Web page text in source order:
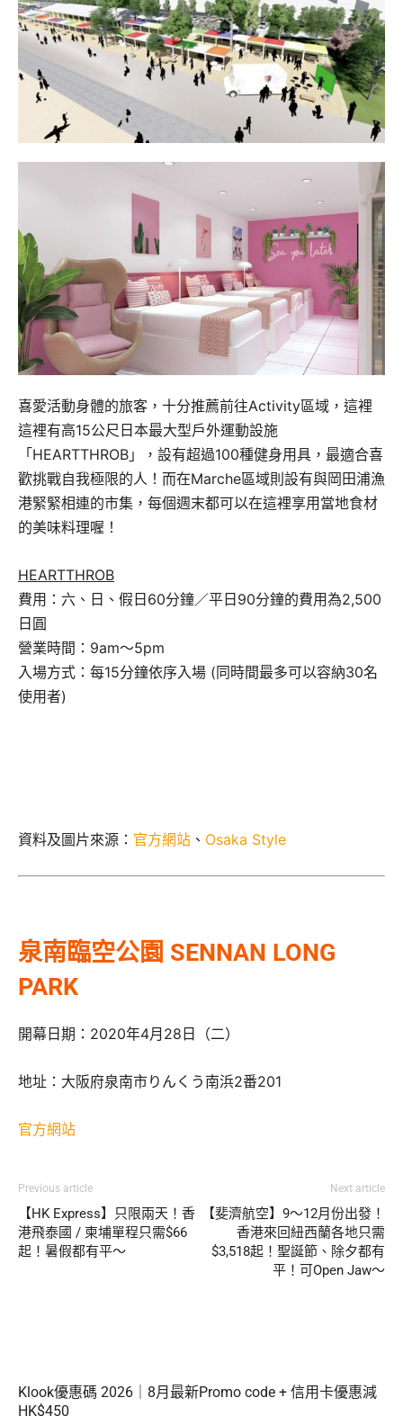
喜愛活動身體的旅客，十分推薦前往Activity區域，這裡
這裡有高15公尺日本最大型戶外運動設施
「HEARTTHROB」，設有超過100種健身用具，最適合喜
歡挑戰自我極限的人！而在Marche區域則設有與岡田浦漁
港緊緊相連的市集，每個週末都可以在這裡享用當地食材
的美味料理喔！
HEARTTHROB
費用：六、日、假日60分鐘／平日90分鐘的費用為2,500
日圓
營業時間：9am～5pm
入場方式：每15分鐘依序入場 (同時間最多可以容納30名
使用者)
資料及圖片來源： 官方網站 、 Osaka Style
泉南臨空公園 SENNAN LONG
PARK
開幕日期：2020年4月28日（二）
地址：大阪府泉南市りんくう南浜2番201
官方網站
Previous article
【HK Express】只限兩天！香
港飛泰國 / 柬埔單程只需$66
起！暑假都有平～
Next article
【斐濟航空】9～12月份出發！
香港來回紐西蘭各地只需
$3,518起！聖誕節、除夕都有
平！可Open Jaw～
Klook優惠碼 2026｜8月最新Promo code + 信用卡優惠減
HK$450